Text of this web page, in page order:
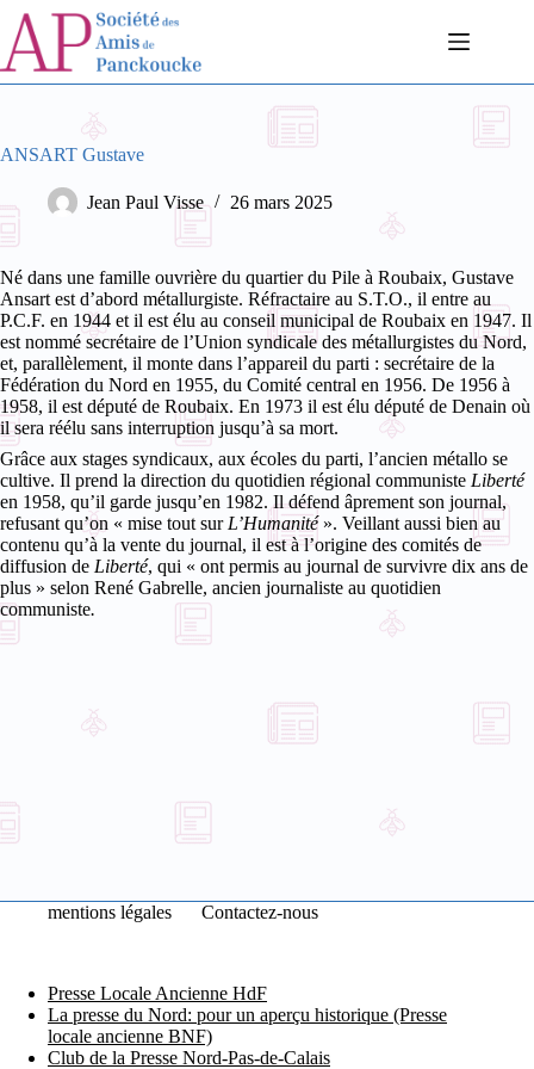
Passer
contenu
ANSART Gustave
Jean Paul Visse 26 mars 2025
Né dans une famille ouvrière du quartier du Pile à Roubaix, Gustave
Ansart est d’abord métallurgiste. Réfractaire au S.T.O., il entre au
P.C.F. en 1944 et il est élu au conseil municipal de Roubaix en 1947. Il
est nommé secrétaire de l’Union syndicale des métallurgistes du Nord,
et, parallèlement, il monte dans l’appareil du parti : secrétaire de la
Fédération du Nord en 1955, du Comité central en 1956. De 1956 à
1958, il est député de Roubaix. En 1973 il est élu député de Denain où
il sera réélu sans interruption jusqu’à sa mort.
Grâce aux stages syndicaux, aux écoles du parti, l’ancien métallo se
cultive. Il prend la direction du quotidien régional communiste Liberté
en 1958, qu’il garde jusqu’en 1982. Il défend âprement son journal,
refusant qu’on « mise tout sur L’Humanité». Veillant aussi bien au
contenu qu’à la vente du journal, il est à l’origine des comités de
diffusion de Liberté, qui « ont permis au journal de survivre dix ans de
plus » selon René Gabrelle, ancien journaliste au quotidien
communiste.
mentions légales Contactez-nous
Presse Locale Ancienne HdF
La presse du Nord: pour un aperçu historique (Presse
locale ancienne BNF)
Club de la Presse Nord-Pas-de-Calais